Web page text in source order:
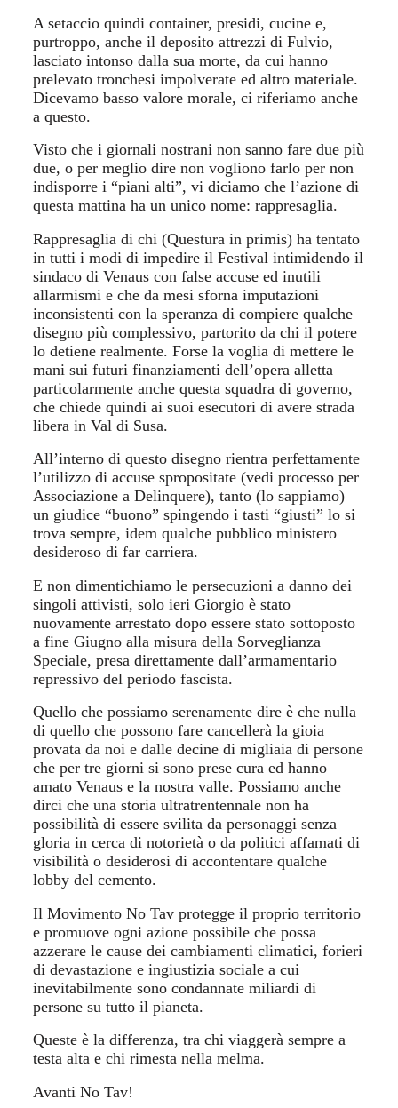
A setaccio quindi container, presidi, cucine e,
purtroppo, anche il deposito attrezzi di Fulvio,
lasciato intonso dalla sua morte, da cui hanno
prelevato tronchesi impolverate ed altro materiale.
Dicevamo basso valore morale, ci riferiamo anche
a questo.
Visto che i giornali nostrani non sanno fare due più
due, o per meglio dire non vogliono farlo per non
indisporre i “piani alti”, vi diciamo che l’azione di
questa mattina ha un unico nome: rappresaglia.
Rappresaglia di chi (Questura in primis) ha tentato
in tutti i modi di impedire il Festival intimidendo il
sindaco di Venaus con false accuse ed inutili
allarmismi e che da mesi sforna imputazioni
inconsistenti con la speranza di compiere qualche
disegno più complessivo, partorito da chi il potere
lo detiene realmente. Forse la voglia di mettere le
mani sui futuri finanziamenti dell’opera alletta
particolarmente anche questa squadra di governo,
che chiede quindi ai suoi esecutori di avere strada
libera in Val di Susa.
All’interno di questo disegno rientra perfettamente
l’utilizzo di accuse spropositate (vedi processo per
Associazione a Delinquere), tanto (lo sappiamo)
un giudice “buono” spingendo i tasti “giusti” lo si
trova sempre, idem qualche pubblico ministero
desideroso di far carriera.
E non dimentichiamo le persecuzioni a danno dei
singoli attivisti, solo ieri Giorgio è stato
nuovamente arrestato dopo essere stato sottoposto
a fine Giugno alla misura della Sorveglianza
Speciale, presa direttamente dall’armamentario
repressivo del periodo fascista.
Quello che possiamo serenamente dire è che nulla
di quello che possono fare cancellerà la gioia
provata da noi e dalle decine di migliaia di persone
che per tre giorni si sono prese cura ed hanno
amato Venaus e la nostra valle. Possiamo anche
dirci che una storia ultratrentennale non ha
possibilità di essere svilita da personaggi senza
gloria in cerca di notorietà o da politici affamati di
visibilità o desiderosi di accontentare qualche
lobby del cemento.
Il Movimento No Tav protegge il proprio territorio
e promuove ogni azione possibile che possa
azzerare le cause dei cambiamenti climatici, forieri
di devastazione e ingiustizia sociale a cui
inevitabilmente sono condannate miliardi di
persone su tutto il pianeta.
Queste è la differenza, tra chi viaggerà sempre a
testa alta e chi rimesta nella melma.
Avanti No Tav!